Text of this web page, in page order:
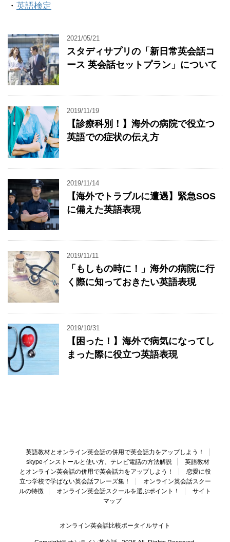
・ 英語検定
2021/05/21
スタディサプリの「新日常英会話コ
ース 英会話セットプラン」について
2019/11/19
【診療科別！】海外の病院で役立つ
英語での症状の伝え方
2019/11/14
【海外でトラブルに遭遇】緊急SOS
に備えた英語表現
2019/11/11
「もしもの時に！」海外の病院に行
く際に知っておきたい英語表現
2019/10/31
【困った！】海外で病気になってし
まった際に役立つ英語表現
英語教材とオンライン英会話の併用で英会話力をアップしよう！
skypeインストールと使い方、テレビ電話の方法解説
英語教材
とオンライン英会話の併用で英会話力をアップしよう！
恋愛に役
立つ学校で学ばない英会話フレーズ集！
オンライン英会話スクー
ルの特徴
オンライン英会話スクールを選ぶポイント！
サイト
マップ
オンライン英会話比較ポータイルサイト